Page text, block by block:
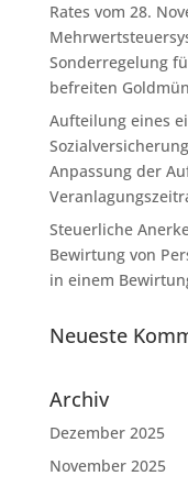
Rates vom 28.
Sonderregelung
befreiten
Aufteilung eines
Anpassung der
Steuerliche
Bewirtung von
in einem
Neueste
Archiv
Dezember 2025
November 2025